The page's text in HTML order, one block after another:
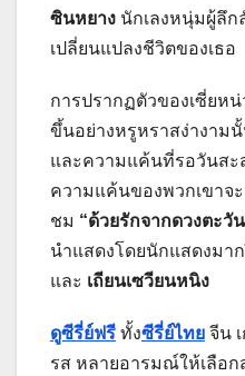
ซินหยาง นักเลงหนุ่มผู้ลึก
เปลี่ยนแปลงชีวิตของเธอ
การปรากฏตัวของเซี่ยห
ขึ้นอย่างหรูหราสง่างาม
และความแค้นที่รอวันสะ
ความแค้นของพวกเขาจ
ชม “ด้วยรักจากดวงตะวั
นำแสดงโดยนักแสดงมา
และ เถียนเซวียนหนิง
ดูซีรี่ย์ฟรี ทั้งซีรี่ย์ไทย จีน
รส หลายอารมณ์ให้เลือก